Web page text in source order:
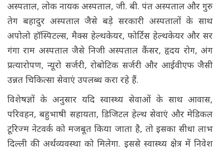
अस्पताल, लोक नायक अस्पताल, जी. बी. पंत अस्पताल और गुरु
तेग बहादुर अस्पताल जैसे बड़े सरकारी अस्पतालों के साथ
अपोलो हॉस्पिटल्स, मैक्स हेल्थकेयर, फोर्टिस हेल्थकेयर और सर
गंगा राम अस्पताल जैसे निजी अस्पताल कैंसर, हृदय रोग, अंग
प्रत्यारोपण, न्यूरो सर्जरी, रोबोटिक सर्जरी और आईवीएफ जैसी
उन्नत चिकित्सा सेवाएं उपलब्ध करा रहे हैं.
विशेषज्ञों के अनुसार यदि स्वास्थ्य सेवाओं के साथ आवास,
परिवहन, बहुभाषी सहायता, डिजिटल हेल्थ सेवाएं और मेडिकल
टूरिज्म नेटवर्क को मजबूत किया जाता है, तो इसका सीधा लाभ
दिल्ली की अर्थव्यवस्था को मिलेगा. इससे स्वास्थ्य क्षेत्र में निवेश